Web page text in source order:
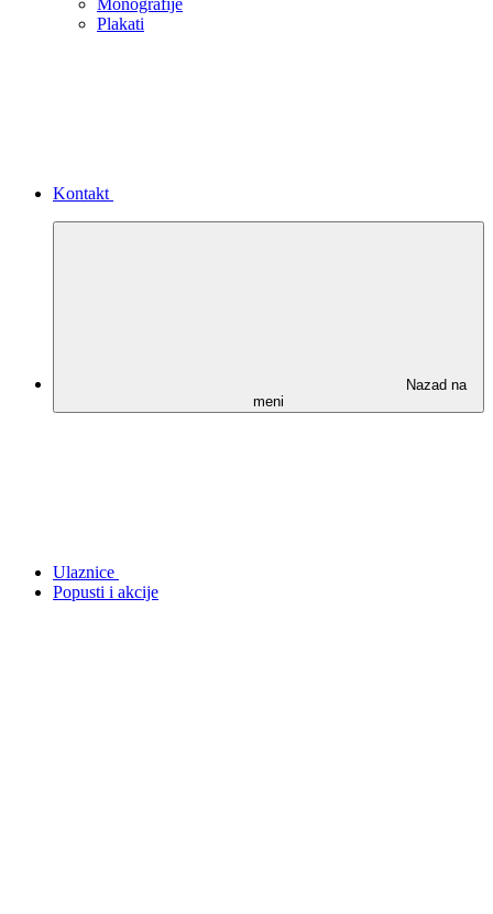
Monografije
Plakati
Kontakt
Nazad na
meni
Ulaznice
Popusti i akcije